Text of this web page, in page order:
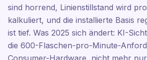
sind horrend, Linienstillstand wird
kalkuliert, und die installierte Basis
ist tief. Was 2025 sich ändert: KI-
die 600-Flaschen-pro-Minute-
Consumer-Hardware, nicht mehr